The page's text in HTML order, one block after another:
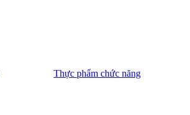
Thực phẩm chức năng